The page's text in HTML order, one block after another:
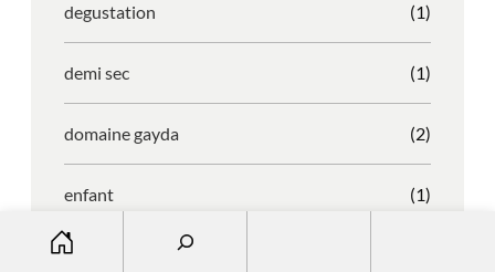
degustation (1)
demi sec (1)
domaine gayda (2)
enfant (1)
entreprise